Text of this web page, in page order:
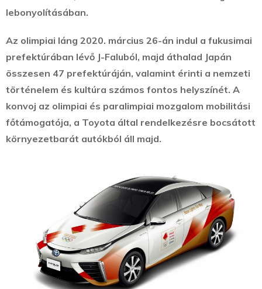
lebonyolításában.
Az olimpiai láng 2020. március 26-án indul a fukusimai
prefektúrában lévő J-Faluból, majd áthalad Japán
összesen 47 prefektúráján, valamint érinti a nemzeti
történelem és kultúra számos fontos helyszínét. A
konvoj az olimpiai és paralimpiai mozgalom mobilitási
főtámogatója, a Toyota által rendelkezésre bocsátott
környezetbarát autókból áll majd.